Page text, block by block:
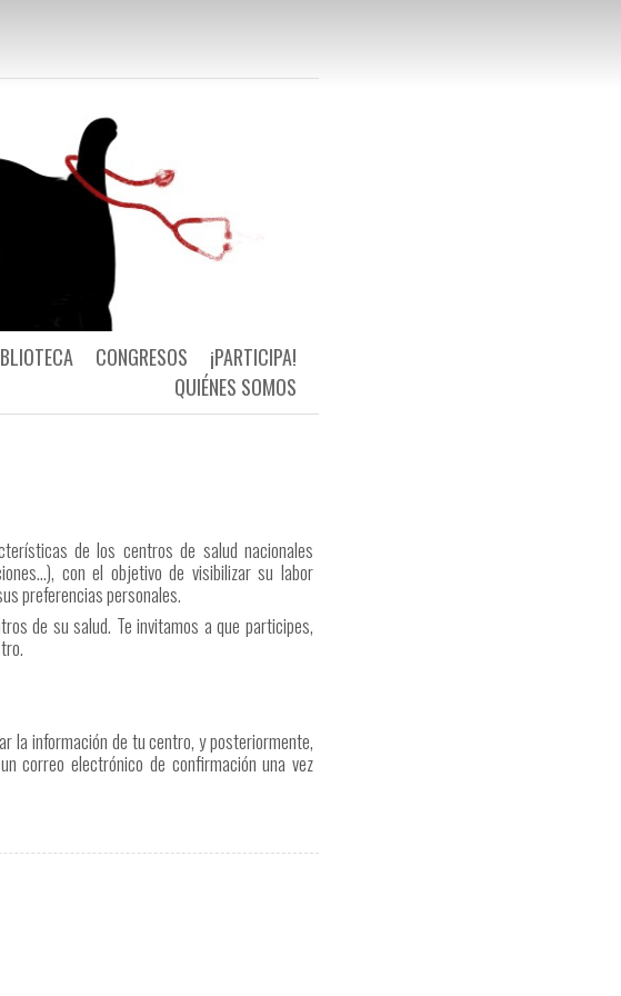
¡PARTICIPA!
CONGRESOS
QUIÉNES SOMOS
de los centros de salud nacionales
con el objetivo de visibilizar su labor
preferencias personales.
de su salud. Te invitamos a que participes,
la información de tu centro, y posteriormente,
correo electrónico de confirmación una vez